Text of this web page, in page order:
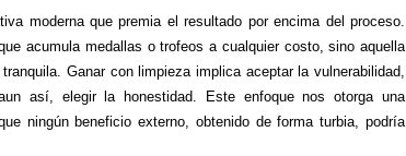
moderna que premia el resultado por encima del proceso.
acumula medallas o trofeos a cualquier costo, sino aquella
Ganar con limpieza implica aceptar la vulnerabilidad,
así, elegir la honestidad. Este enfoque nos otorga una
ningún beneficio externo, obtenido de forma turbia, podría